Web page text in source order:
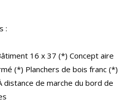
:
16 x 37 (*) Concept aire
(*) Planchers de bois franc (*)
distance de marche du bord de